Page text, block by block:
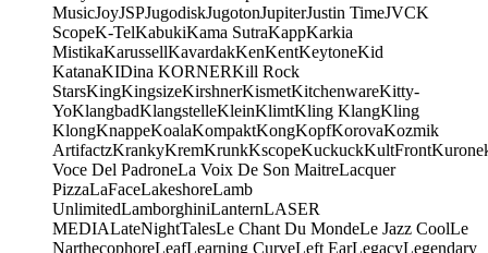
MusicJoyJSPJugodiskJugotonJupiterJustin TimeJVCK
ScopeK-TelKabukiKama SutraKappKarkia
MistikaKarussellKavardakKenKentKeytoneKid
KatanaKIDina KORNERKill Rock
StarsKingKingsizeKirshnerKismetKitchenwareKitty-
YoKlangbadKlangstelleKleinKlimtKling KlangKling
KlongKnappeKoalaKompaktKongKopfKorovaKozmik
ArtifactzKrankyKremKrunkKscopeKuckuckKultFront
Voce Del PadroneLa Voix De Son MaitreLacquer
PizzaLaFaceLakeshoreLamb
UnlimitedLamborghiniLanternLASER
MEDIALateNightTalesLe Chant Du MondeLe Jazz CoolLe
NarthecophoreLeafLearning CurveLeft EarLegacyLegendary